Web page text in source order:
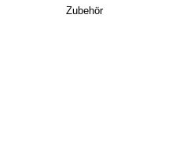
Zubehör